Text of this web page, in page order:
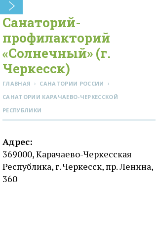
Санаторий-
профилакторий
«Солнечный» (г.
Черкесск)
ГЛАВНАЯ › САНАТОРИИ РОССИИ ›
CАНАТОРИИ КАРАЧАЕВО-ЧЕРКЕССКОЙ
РЕСПУБЛИКИ
Адрес:
369000, Карачаево-Черкесская
Республика, г. Черкесск, пр. Ленина,
360